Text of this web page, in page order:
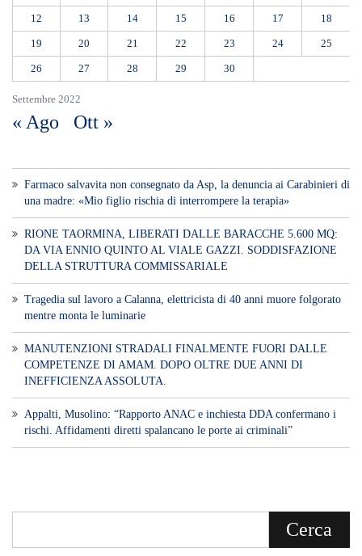
Settembre 2022
12 13 14 15 16 17 18
19 20 21 22 23 24 25
26 27 28 29 30
« Ago Ott »
Farmaco salvavita non consegnato da Asp, la denuncia ai Carabinieri di
una madre: «Mio figlio rischia di interrompere la terapia»
RIONE TAORMINA, LIBERATI DALLE BARACCHE 5.600 MQ:
DA VIA ENNIO QUINTO AL VIALE GAZZI. SODDISFAZIONE
DELLA STRUTTURA COMMISSARIALE
Tragedia sul lavoro a Calanna, elettricista di 40 anni muore folgorato
mentre monta le luminarie
MANUTENZIONI STRADALI FINALMENTE FUORI DALLE
COMPETENZE DI AMAM. DOPO OLTRE DUE ANNI DI
INEFFICIENZA ASSOLUTA.
​Appalti, Musolino: “Rapporto ANAC e inchiesta DDA confermano i
rischi. Affidamenti diretti spalancano le porte ai criminali”